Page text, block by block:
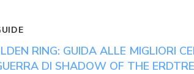
RING: GUIDA ALLE MIGLIORI
DI SHADOW OF THE